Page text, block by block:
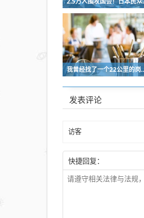
我曾经找了一个22公
发表评论
快捷回复：